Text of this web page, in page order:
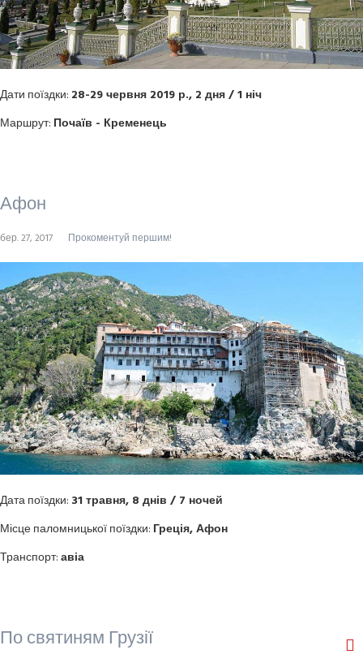
Дати поїздки: 28-29 червня 2019 р., 2 дня / 1 ніч
Маршрут: Почаїв - Кременець
Афон
бер. 27, 2017 Прокоментуй першим!
Дата поїздки: 31 травня, 8 днів / 7 ночей
Місце паломницької поїздки: Греція, Афон
Транспорт:авіа
По святиням Грузії